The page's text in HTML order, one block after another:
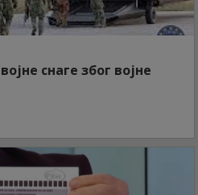
снаге због војне